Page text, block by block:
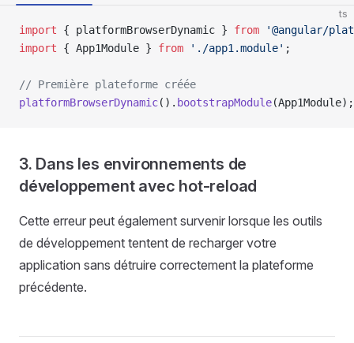
ts
import { platformBrowserDynamic } from '@angular/
import { App1Module } from './app1.module' ;
// Première plateforme créée
platformBrowserDynamic(). bootstrapModule(App1Module);
3. Dans les environnements de
développement avec hot-reload
Cette erreur peut également survenir lorsque les outils
de développement tentent de recharger votre
application sans détruire correctement la plateforme
précédente.